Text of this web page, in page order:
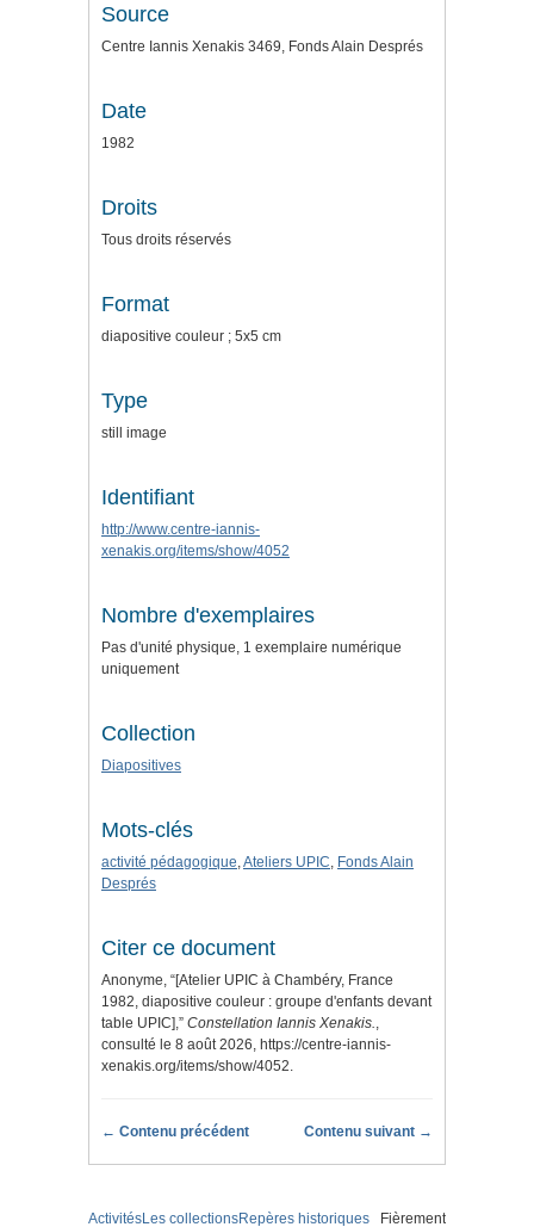
Source
Centre Iannis Xenakis 3469, Fonds Alain Després
Date
1982
Droits
Tous droits réservés
Format
diapositive couleur ; 5x5 cm
Type
still image
Identifiant
http://www.centre-iannis-
xenakis.org/items/show/4052
Nombre d'exemplaires
Pas d'unité physique, 1 exemplaire numérique
uniquement
Collection
Diapositives
Mots-clés
activité pédagogique,Ateliers UPIC, Fonds Alain
Després
Citer ce document
Anonyme, “[Atelier UPIC à Chambéry, France
1982, diapositive couleur : groupe d'enfants devant
table UPIC],” Constellation Iannis Xenakis.,
consulté le 8 août 2026, https://centre-iannis-
xenakis.org/items/show/4052.
← Contenu précédent Contenu suivant →
ActivitésLes collectionsRepères historiques Fièrement